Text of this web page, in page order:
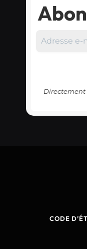
Directement
CODE